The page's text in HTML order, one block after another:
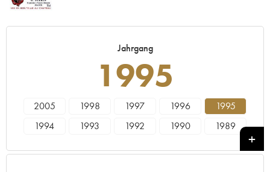
Jahrgang
1995
2005 1998 1997 1996
1995
1994
1993 1992 1990
1989